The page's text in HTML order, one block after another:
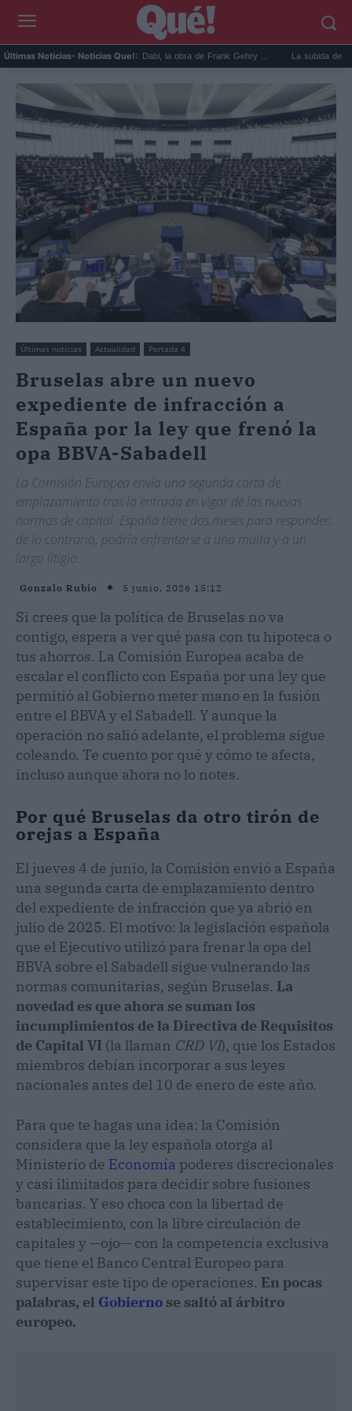
Últimas Noticias- Noticias Que!:
El Guggenheim de Abu Dabi, la obra de Frank Gehry ... La subida de precios
Últimas noticias Actualidad Portada 4
Bruselas abre un nuevo
expediente de infracción a
España por la ley que frenó la
opa BBVA-Sabadell
La Comisión Europea envía una segunda carta de
emplazamiento tras la entrada en vigor de las nuevas
normas de capital. España tiene dos meses para responder;
de lo contrario, podría enfrentarse a una multa y a un
largo litigio.
Gonzalo Rubio 5 junio, 2026 15:12
Si crees que la política de Bruselas no va
contigo, espera a ver qué pasa con tu hipoteca o
tus ahorros. La Comisión Europea acaba de
escalar el conflicto con España por una ley que
permitió al Gobierno meter mano en la fusión
entre el BBVA y el Sabadell. Y aunque la
operación no salió adelante, el problema sigue
coleando. Te cuento por qué y cómo te afecta,
incluso aunque ahora no lo notes.
Por qué Bruselas da otro tirón de
orejas a España
El jueves 4 de junio, la Comisión envió a España
una segunda carta de emplazamiento dentro
del expediente de infracción que ya abrió en
julio de 2025. El motivo: la legislación española
que el Ejecutivo utilizó para frenar la opa del
BBVA sobre el Sabadell sigue vulnerando las
normas comunitarias, según Bruselas. La
novedad es que ahora se suman los
incumplimientos de la Directiva de Requisitos
de Capital VI (la llaman CRD VI), que los Estados
miembros debían incorporar a sus leyes
nacionales antes del 10 de enero de este año.
Para que te hagas una idea: la Comisión
considera que la ley española otorga al
Ministerio de Economía poderes discrecionales
y casi ilimitados para decidir sobre fusiones
bancarias. Y eso choca con la libertad de
establecimiento, con la libre circulación de
capitales y —ojo— con la competencia exclusiva
que tiene el Banco Central Europeo para
supervisar este tipo de operaciones. En pocas
palabras, el Gobierno se saltó al árbitro
europeo.